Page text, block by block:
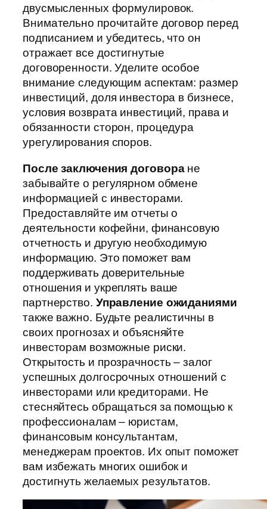
двусмысленных формулировок.
Внимательно прочитайте договор перед
подписанием и убедитесь, что он
отражает все достигнутые
договоренности. Уделите особое
внимание следующим аспектам: размер
инвестиций, доля инвестора в бизнесе,
условия возврата инвестиций, права и
обязанности сторон, процедура
урегулирования споров.
После заключения договоране
забывайте о регулярном обмене
информацией с инвесторами.
Предоставляйте им отчеты о
деятельности кофейни, финансовую
отчетность и другую необходимую
информацию. Это поможет вам
поддерживать доверительные
отношения и укреплять ваше
партнерство. Управление ожиданиями
также важно. Будьте реалистичны в
своих прогнозах и объясняйте
инвесторам возможные риски.
Открытость и прозрачность – залог
успешных долгосрочных отношений с
инвесторами или кредиторами. Не
стесняйтесь обращаться за помощью к
профессионалам – юристам,
финансовым консультантам,
менеджерам проектов. Их опыт поможет
вам избежать многих ошибок и
достигнуть желаемых результатов.